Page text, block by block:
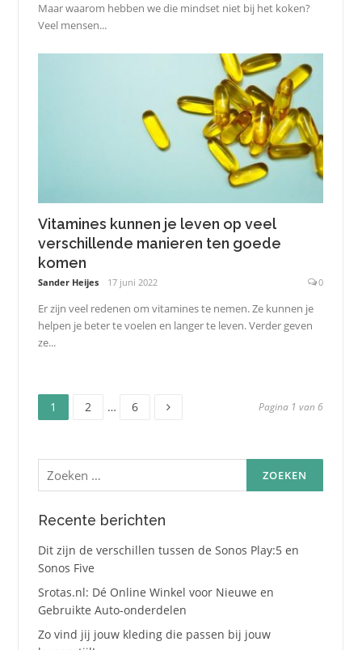
Maar waarom hebben we die mindset niet bij het koken?
Veel mensen...
Vitamines kunnen je leven op veel
verschillende manieren ten goede
komen
Sander Heijes 17 juni 2022 0
Er zijn veel redenen om vitamines te nemen. Ze kunnen je
helpen je beter te voelen en langer te leven. Verder geven
ze...
Berichten
Pagina
1 Pagina
2 … Pagina
6 Pagina 1 van 6
Zoeken
naar:
Recente berichten
Dit zijn de verschillen tussen de Sonos Play:5 en
Sonos Five
Srotas.nl: Dé Online Winkel voor Nieuwe en
Gebruikte Auto-onderdelen
Zo vind jij jouw kleding die passen bij jouw